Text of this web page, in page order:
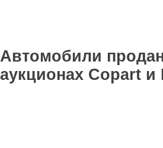
Автомобили
аукционах Copart и